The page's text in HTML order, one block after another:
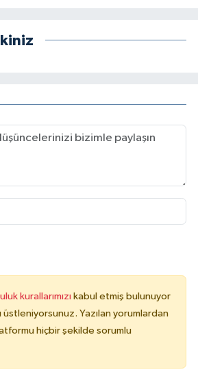
kurallarımızı kabul etmiş bulunuyor
Yazılan yorumlardan
hiçbir şekilde sorumlu